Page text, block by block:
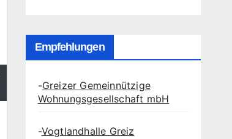
Empfehlungen
-Greizer Gemeinnützige
Wohnungsgesellschaft mbH
-Vogtlandhalle Greiz